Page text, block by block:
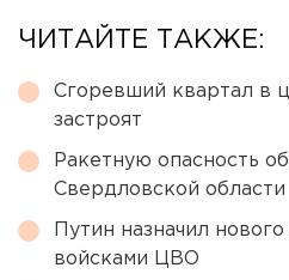
ЧИТАЙТЕ ТАКЖЕ:
Сгоревший квартал в
застроят
Ракетную опасность
Свердловской области
Путин назначил
войсками ЦВО